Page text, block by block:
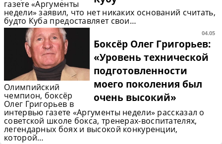
газете «Аргументы
недели» заявил, что нет никаких оснований считать,
будто Куба предоставляет свои…
04.05
Боксёр Олег Григорьев:
«Уровень технической
подготовленности
моего поколения был
очень высокий»
Олимпийский
чемпион, боксёр
Олег Григорьев в
интервью газете «Аргументы недели» рассказал о
советской школе бокса, тренерах-воспитателях,
легендарных боях и высокой конкуренции,
которой…